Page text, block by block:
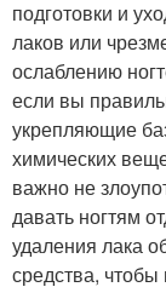
подготовки и
лаков или
ослаблению
если вы
укрепляющие
химических
важно не
давать ногтям
удаления лака
средства, чтобы